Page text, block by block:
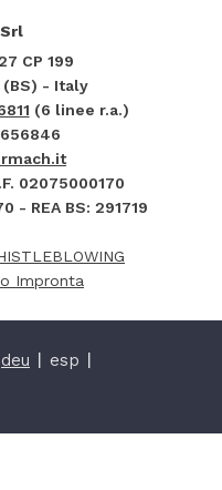
CP 199
- Italy
(6 linee r.a.)
02075000170
- REA BS: 291719
Impronta
deu esp